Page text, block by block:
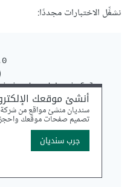
نشغِّل الاختبارات مجددًا: